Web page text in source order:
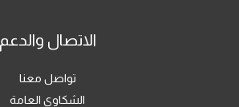
الاتصال والدعم
تواصل معنا
الشكاوي العامة